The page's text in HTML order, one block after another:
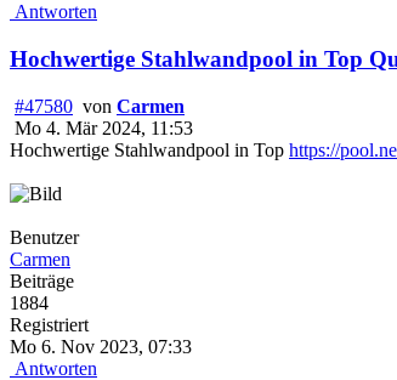
Antworten
Hochwertige Stahlwandpool in Top
#47580 von Carmen
Mo 4. Mär 2024, 11:53
Hochwertige Stahlwandpool in Top https://
Benutzer
Carmen
Beiträge
1884
Registriert
Mo 6. Nov 2023, 07:33
Antworten